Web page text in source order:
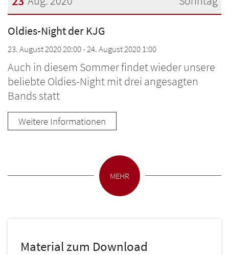
Datum: 23. August 2020
Oldies-Night der KJG
23. August 2020 20:00 - 24. August 2020 1:00
Auch in diesem Sommer findet wieder unsere
beliebte Oldies-Night mit drei angesagten
Bands statt
Weitere Informationen
MEHR
Material zum Download